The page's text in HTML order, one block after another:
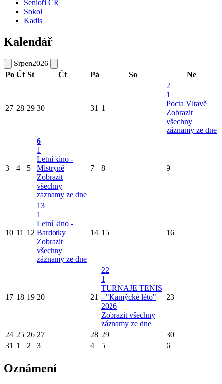
Senioři ČR
Sokol
Kadis
Kalendář
Srpen2026
Po Út St Čt Pá So Ne
27 28 29 30 31 1
2
1
Pocta Vltavě
Zobrazit
všechny
záznamy ze dne
3 4 5
6
1
Letní kino -
Mistryně
Zobrazit
všechny
záznamy ze dne
7 8 9
10 11 12
13
1
Letní kino -
Bardotky
Zobrazit
všechny
záznamy ze dne
14 15 16
17 18 19 20 21
22
1
TURNAJE TENIS
- "Kamýcké léto"
2026
Zobrazit všechny
záznamy ze dne
23
24 25 26 27 28 29
30
31 1 2 3 4 5 6
Oznámení